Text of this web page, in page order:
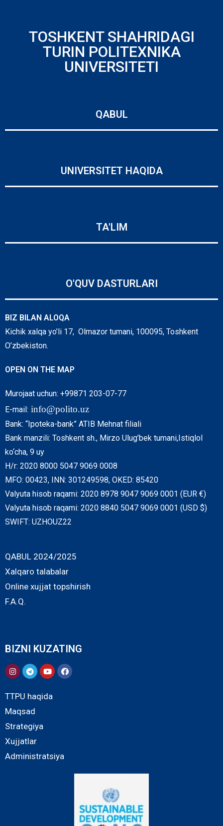
TOSHKENT SHAHRIDAGI
TURIN POLITEXNIKA
UNIVERSITETI
QABUL
UNIVERSITET HAQIDA
TA'LIM
O'QUV DASTURLARI
BIZ BILAN ALOQA
Kichik xalqa yo’li 17, Olmazor tumani, 100095, Toshkent
O’zbekiston.
OPEN ON THE MAP
Murojaat uchun: +99871 203-07-77
E-mail: info@polito.uz
Bank: “Ipoteka-bank” ATIB Mehnat filiali
Bank manzili: Toshkent sh., Mirzo Ulug’bek tumani,Istiqlol
ko‘cha, 9 uy
H/r: 2020 8000 5047 9069 0008
MFO: 00423, INN: 301249598, OKED: 85420
Valyuta hisob raqami: 2020 8978 9047 9069 0001 (EUR €)
Valyuta hisob raqami: 2020 8840 5047 9069 0001 (USD $)
SWIFT: UZHOUZ22
QABUL 2024/2025
Xalqaro talabalar
Online xujjat topshirish
F.A.Q.
BIZNI KUZATING
TTPU haqida
Maqsad
Strategiya
Xujjatlar
Administratsiya